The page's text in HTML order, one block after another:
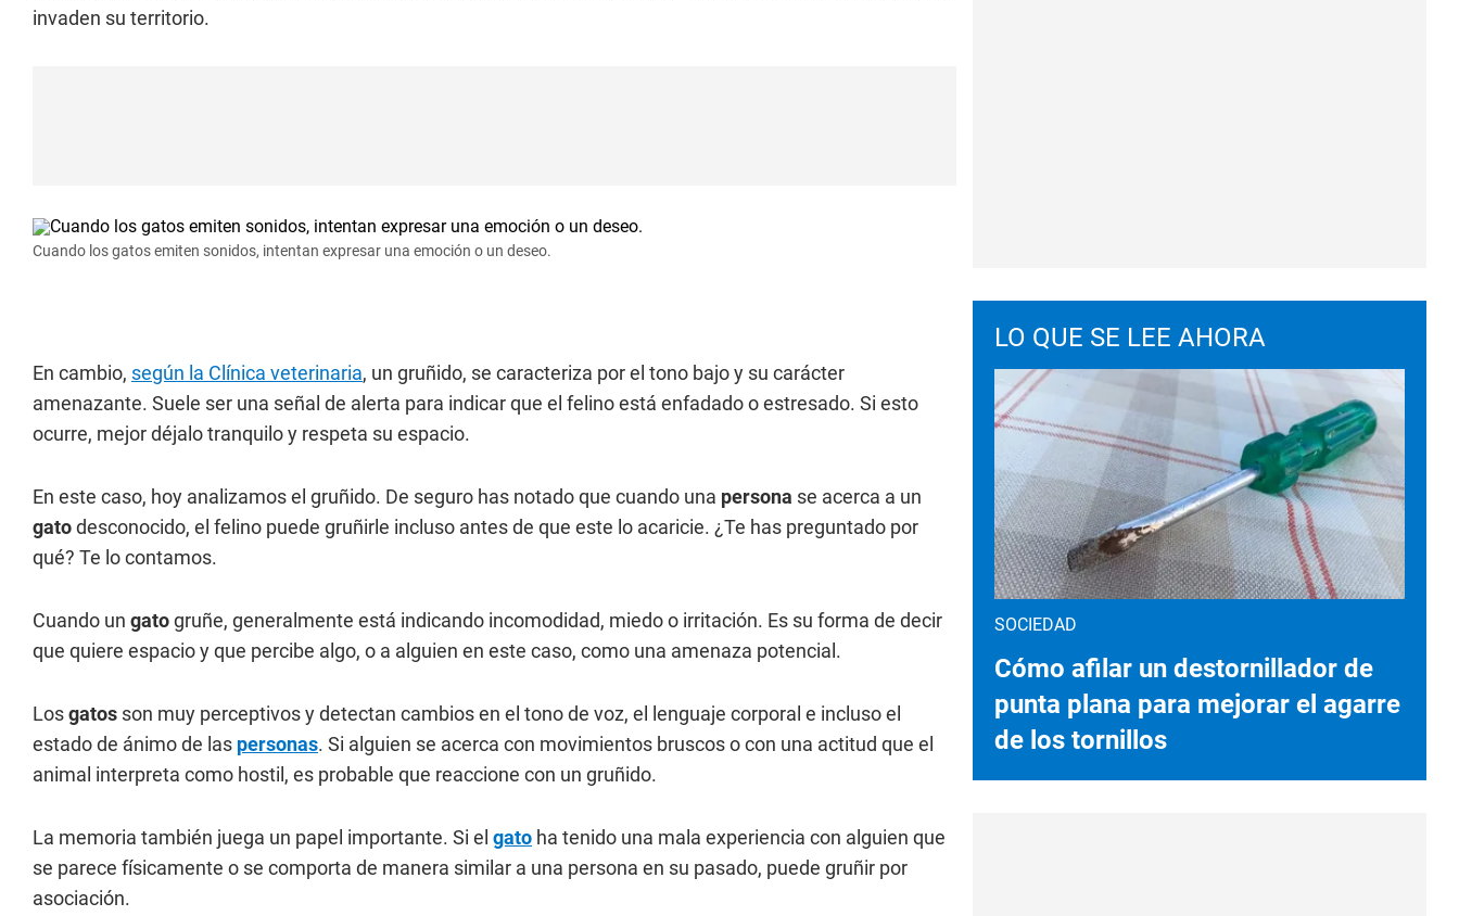
invaden su territorio.
Cuando los gatos emiten sonidos, intentan expresar una emoción o un deseo.
En cambio, según la Clínica veterinaria, un gruñido, se caracteriza por el tono bajo y su carácter
amenazante. Suele ser una señal de alerta para indicar que el felino está enfadado o estresado. Si esto
ocurre, mejor déjalo tranquilo y respeta su espacio.
En este caso, hoy analizamos el gruñido. De seguro has notado que cuando una persona se acerca a un
gatodesconocido, el felino puede gruñirle incluso antes de que este lo acaricie. ¿Te has preguntado por
qué? Te lo contamos.
Cuando un gatogruñe, generalmente está indicando incomodidad, miedo o irritación. Es su forma de decir
que quiere espacio y que percibe algo, o a alguien en este caso, como una amenaza potencial.
Losgatos son muy perceptivos y detectan cambios en el tono de voz, el lenguaje corporal e incluso el
estado de ánimo de las personas. Si alguien se acerca con movimientos bruscos o con una actitud que el
animal interpreta como hostil, es probable que reaccione con un gruñido.
La memoria también juega un papel importante. Si el gato ha tenido una mala experiencia con alguien que
se parece físicamente o se comporta de manera similar a una persona en su pasado, puede gruñir por
asociación.
LO QUE SE LEE AHORA
SOCIEDAD
Cómo afilar un destornillador de
punta plana para mejorar el agarre
de los tornillos